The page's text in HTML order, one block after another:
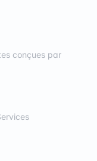
conçues par